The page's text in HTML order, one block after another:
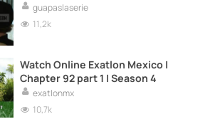
guapaslaserie
11,2k
Watch Online Exatlon Mexico |
Chapter 92 part 1 | Season 4
exatlonmx
10,7k